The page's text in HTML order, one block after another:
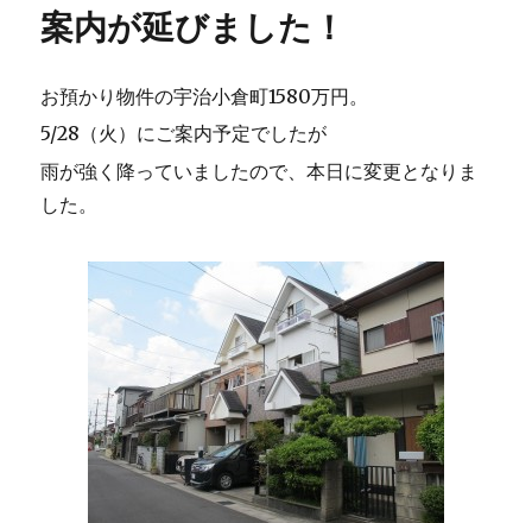
ー
案内が延びました！
お預かり物件の宇治小倉町1580万円。
5/28（火）にご案内予定でしたが
雨が強く降っていましたので、本日に変更となりま
した。